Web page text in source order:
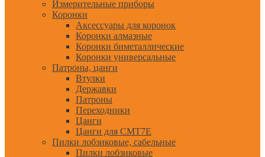
Измерительные приборы
Коронки
Аксессуары для коронок
Коронки алмазные
Коронки биметаллические
Коронки универсальные
Патроны, цанги
Втулки
Державки
Патроны
Переходники
Цанги
Цанги для CMT7E
Пилки лобзиковые, сабельные
Пилки лобзиковые